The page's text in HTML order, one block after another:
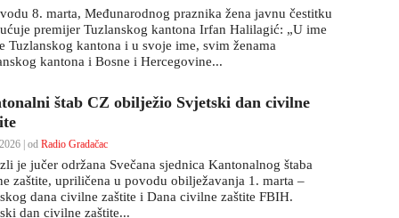
8. marta, Međunarodnog praznika žena javnu čestitku
premijer Tuzlanskog kantona Irfan Halilagić: „U ime
Tuzlanskog kantona i u svoje ime, svim ženama
kantona i Bosne i Hercegovine...
štab CZ obilježio Svjetski dan civilne
| od Radio Gradačac
je jučer održana Svečana sjednica Kantonalnog štaba
zaštite, upriličena u povodu obilježavanja 1. marta –
dana civilne zaštite i Dana civilne zaštite FBIH.
dan civilne zaštite...